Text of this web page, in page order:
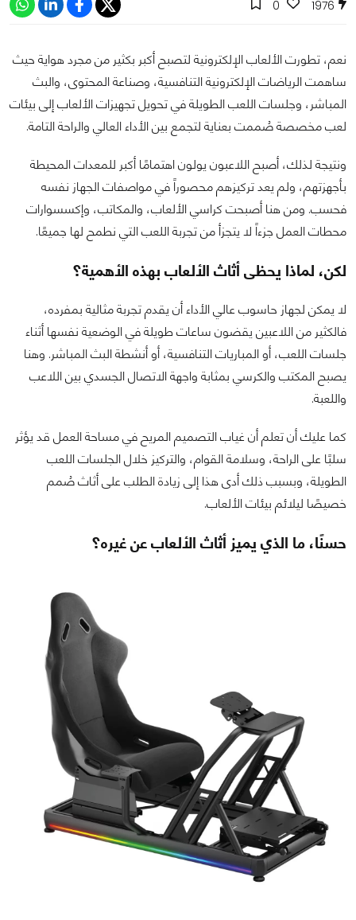
1976
0
نعم، تطورت الألعاب الإلكترونية لتصبح أكبر بكثير من مجرد هواية حيث
ساهمت الرياضات الإلكترونية التنافسية، وصناعة المحتوى، والبث
المباشر، وجلسات اللعب الطويلة في تحويل تجهيزات الألعاب إلى بيئات
لعب مخصصة صُممت بعناية لتجمع بين الأداء العالي والراحة التامة.
ونتيجة لذلك، أصبح اللاعبون يولون اهتمامًا أكبر للمعدات المحيطة
بأجهزتهم، ولم يعد تركيزهم محصوراً في مواصفات الجهاز نفسه
فحسب. ومن هنا أصبحت كراسي الألعاب، والمكاتب، وإكسسوارات
محطات العمل جزءاً لا يتجزأ من تجربة اللعب التي نطمح لها جميعًا.
لكن، لماذا يحظى أثاث الألعاب بهذه الأهمية؟
لا يمكن لجهاز حاسوب عالي الأداء أن يقدم تجربة مثالية بمفرده،
فالكثير من اللاعبين يقضون ساعات طويلة في الوضعية نفسها أثناء
جلسات اللعب، أو المباريات التنافسية، أو أنشطة البث المباشر. وهنا
يصبح المكتب والكرسي بمثابة واجهة الاتصال الجسدي بين اللاعب
واللعبة.
كما عليك أن تعلم أن غياب التصميم المريح في مساحة العمل قد يؤثر
سلبًا على الراحة، وسلامة القوام، والتركيز خلال الجلسات اللعب
الطويلة، وبسبب ذلك أدى هذا إلى زيادة الطلب على أثاث صُمم
خصيصًا ليلائم بيئات الألعاب.
حسنًا، ما الذي يميز أثاث الألعاب عن غيره؟